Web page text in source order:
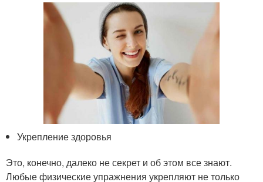
Укрепление здоровья
Это, конечно, далеко не секрет и об этом все знают.
Любые физические упражнения укрепляют не только